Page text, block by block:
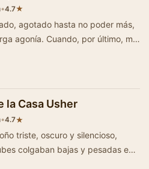
•4.7★
agotado hasta no poder más,
agonía. Cuando, por último, me
la Casa Usher
•4.7★
triste, oscuro y silencioso,
colgaban bajas y pesadas en